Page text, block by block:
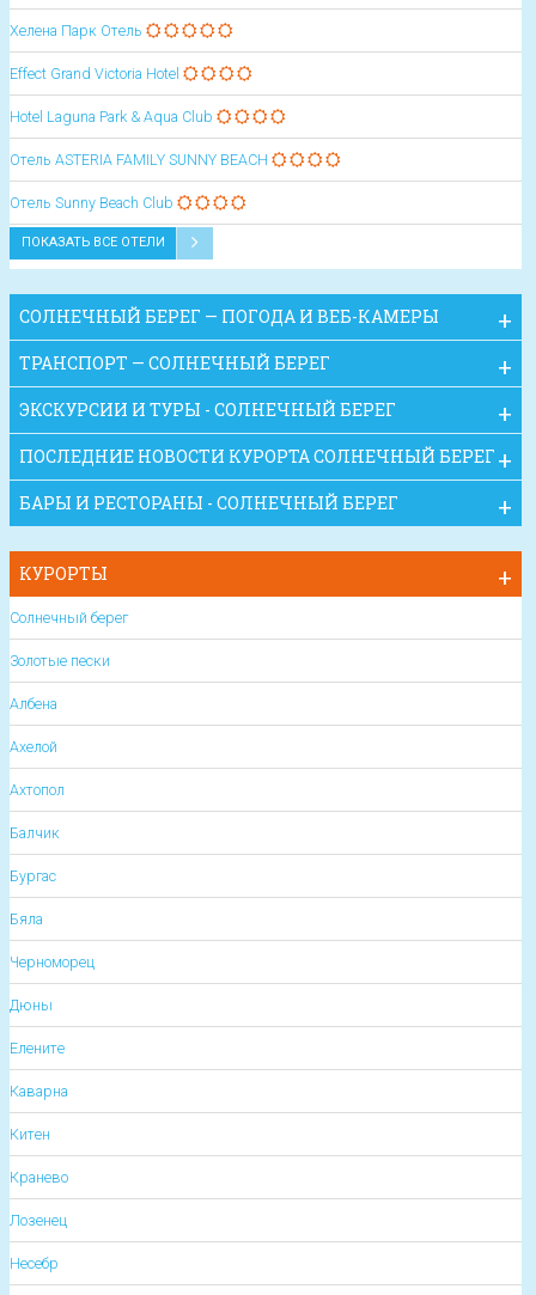
Хелена Парк Отель
Effect Grand Victoria Hotel
Hotel Laguna Park & Aqua Club
Oтель ASTERIA FAMILY SUNNY BEACH
Oтель Sunny Beach Club
ПОКАЗАТЬ ВСЕ ОТЕЛИ
СОЛНЕЧНЫЙ БЕРЕГ — ПОГОДА И ВЕБ-КАМЕРЫ
ТРАНСПОРТ — СОЛНЕЧНЫЙ БЕРЕГ
ЭКСКУРСИИ И ТУРЫ - СОЛНЕЧНЫЙ БЕРЕГ
ПОСЛЕДНИЕ НОВОСТИ КУРОРТА СОЛНЕЧНЫЙ БЕРЕГ
БАРЫ И РЕСТОРАНЫ - СОЛНЕЧНЫЙ БЕРЕГ
КУРОРТЫ
Солнечный берег
Золотые пески
Албена
Ахелой
Ахтопол
Балчик
Бургас
Бяла
Черноморец
Дюны
Елените
Каварна
Китен
Кранево
Лозенец
Несебр